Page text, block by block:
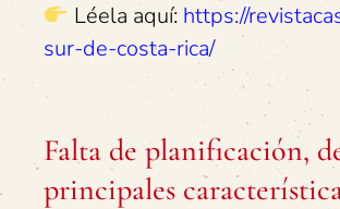
Léela aquí: https://
sur-de-costa-rica/
Falta de planificación,
principales